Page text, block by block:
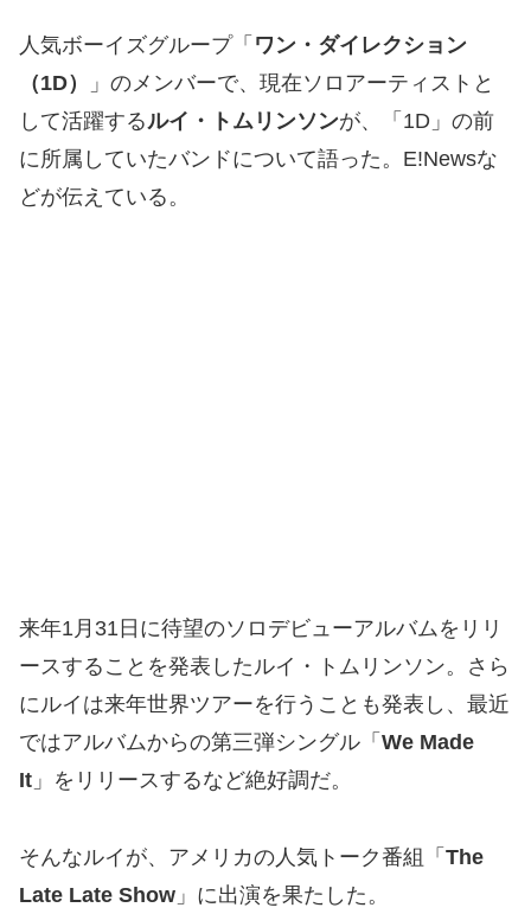
人気ボーイズグループ「 ワン・ダイレクション
（1D）
」のメンバーで、現在ソロアーティストと
して活躍するルイ・トムリンソンが、「1D」の前
に所属していたバンドについて語った。E!Newsな
どが伝えている。
来年1月31日に待望のソロデビューアルバムをリリ
ースすることを発表したルイ・トムリンソン。さら
にルイは来年世界ツアーを行うことも発表し、最近
ではアルバムからの第三弾シングル「 We Made
It 」をリリースするなど絶好調だ。
そんなルイが、アメリカの人気トーク番組「 The
Late Late Show 」に出演を果たした。